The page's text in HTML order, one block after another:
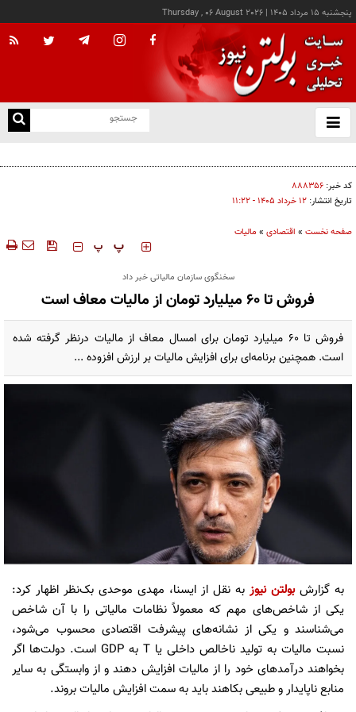
پنجشنبه ۱۵ مرداد ۱۴۰۵ |
Thursday , 06 August 2026
باز
و
کد خبر: ۸۸۸۳۵۶
تاریخ انتشار: ۱۲ خرداد ۱۴۰۵ - ۱۱:۲۲
صفحه نخست » اقتصادی » مالیات
‍‍‍ پ پ
سخنگوی سازمان مالیاتی خبر داد
فروش تا ۶۰ میلیارد تومان از مالیات معاف است
فروش تا ۶۰ میلیارد تومان برای امسال معاف از مالیات درنظر گرفته شده
است. همچنین برنامه‌ای برای افزایش مالیات بر ارزش افزوده ...
به گزارشبولتن نیوز به نقل از ایسنا، مهدی موحدی بک‌نظر اظهار کرد:
یکی از شاخص‌های مهم که معمولاً نظامات مالیاتی را با آن شاخص
می‌شناسند و یکی از نشانه‌های پیشرفت اقتصادی محسوب می‌شود،
نسبت مالیات به تولید ناخالص داخلی یا T به GDP است. دولت‌ها اگر
بخواهند درآمدهای خود را از مالیات افزایش دهند و از وابستگی به سایر
منابع ناپایدار و طبیعی بکاهند باید به سمت افزایش مالیات بروند.